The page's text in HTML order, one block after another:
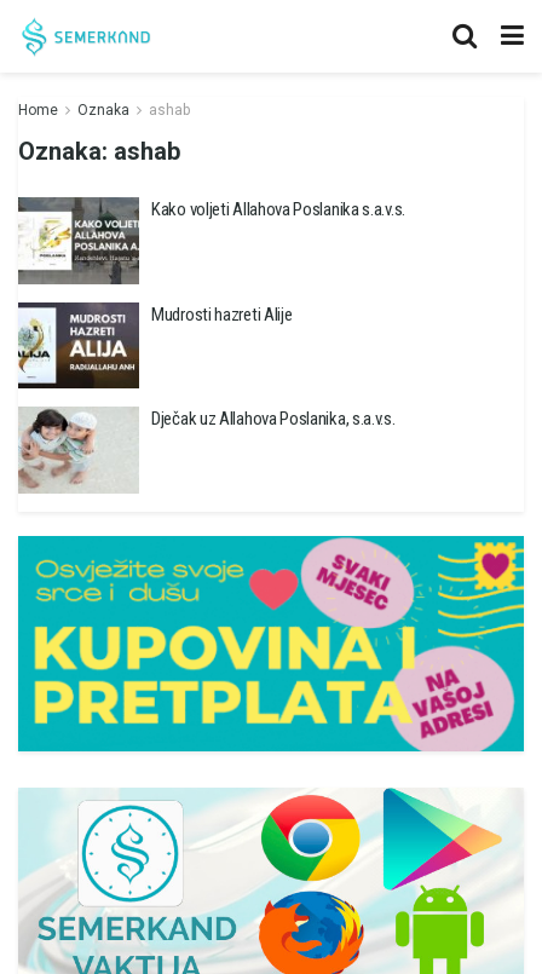
Home Oznaka ashab
Oznaka: ashab
Kako voljeti Allahova Poslanika s.a.v.s.
Mudrosti hazreti Alije
Dječak uz Allahova Poslanika, s.a.v.s.